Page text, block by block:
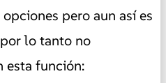
pero aun así es
lo tanto no
esta función: